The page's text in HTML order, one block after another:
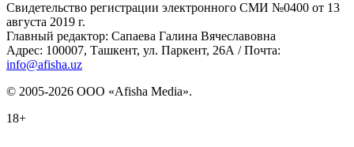
Свидетельство регистрации электронного СМИ №0400 от 13
августа 2019 г.
Главный редактор: Сапаева Галина Вячеславовна
Адрес: 100007, Ташкент, ул. Паркент, 26А / Почта:
info@afisha.uz
© 2005-2026 ООО «Afisha Media».
18+